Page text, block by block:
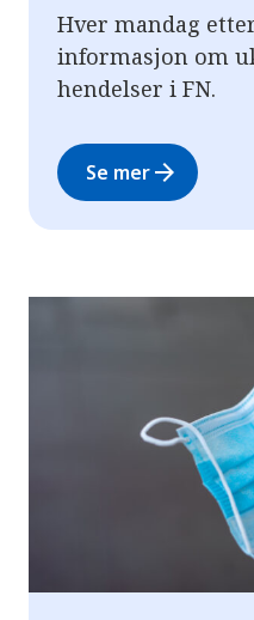
Hver mandag
informasjon om
hendelser i FN.
Se merarrow_forward